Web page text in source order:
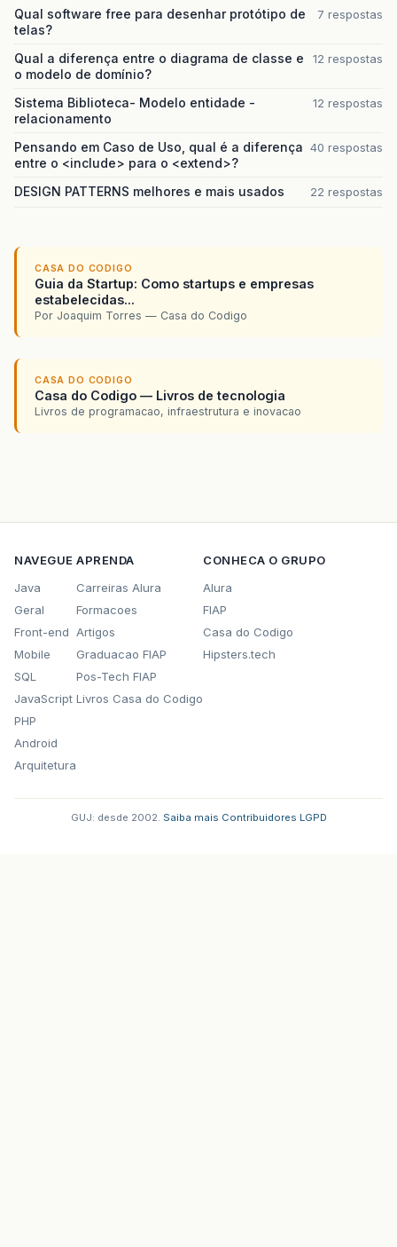
Qual software free para desenhar protótipo de
telas?
7 respostas
Qual a diferença entre o diagrama de classe e
o modelo de domínio?
12 respostas
Sistema Biblioteca- Modelo entidade -
relacionamento
12 respostas
Pensando em Caso de Uso, qual é a diferença
entre o <include> para o <extend>?
40 respostas
DESIGN PATTERNS melhores e mais usados 22 respostas
CASA DO CODIGO
Guia da Startup: Como startups e empresas
estabelecidas...
Por Joaquim Torres — Casa do Codigo
CASA DO CODIGO
Casa do Codigo — Livros de tecnologia
Livros de programacao, infraestrutura e inovacao
NAVEGUE
Java
Geral
Front-end
Mobile
SQL
JavaScript
PHP
Android
Arquitetura
APRENDA
Carreiras Alura
Formacoes
Artigos
Graduacao FIAP
Pos-Tech FIAP
Livros Casa do Codigo
CONHECA O GRUPO
Alura
FIAP
Casa do Codigo
Hipsters.tech
GUJ: desde 2002. Saiba mais Contribuidores LGPD